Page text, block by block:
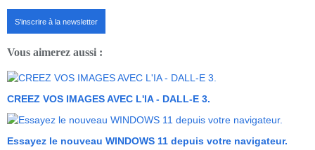
S'inscrire à la newsletter
Vous aimerez aussi :
CREEZ VOS IMAGES AVEC L'IA - DALL-E 3.
Essayez le nouveau WINDOWS 11 depuis votre navigateur.